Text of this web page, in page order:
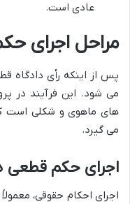
عادی است.
مراحل اجرای
پس از اینکه رأی دادگاه
می شود. این فرآیند در
های ماهوی و شکلی است
می گیرد.
اجرای حکم قطعی
اجرای احکام حقوقی،